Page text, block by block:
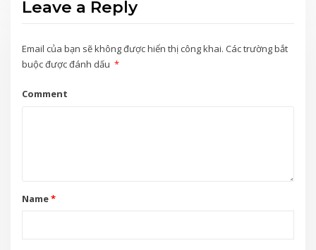
Leave a Reply
Email của bạn sẽ không được hiển thị công khai. Các trường bắt
buộc được đánh dấu *
Comment
Name*